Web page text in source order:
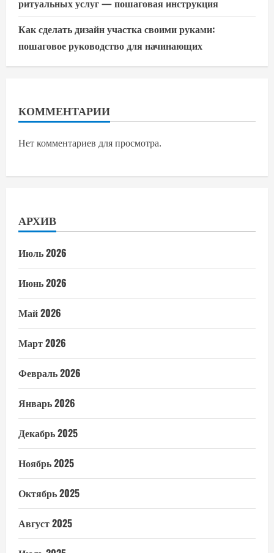
ритуальных услуг — пошаговая инструкция
Как сделать дизайн участка своими руками:
пошаговое руководство для начинающих
КОММЕНТАРИИ
Нет комментариев для просмотра.
АРХИВ
Июль 2026
Июнь 2026
Май 2026
Март 2026
Февраль 2026
Январь 2026
Декабрь 2025
Ноябрь 2025
Октябрь 2025
Август 2025